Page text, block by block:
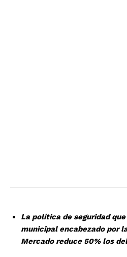
La política de seguridad
municipal encabezado por
Mercado reduce 50% los